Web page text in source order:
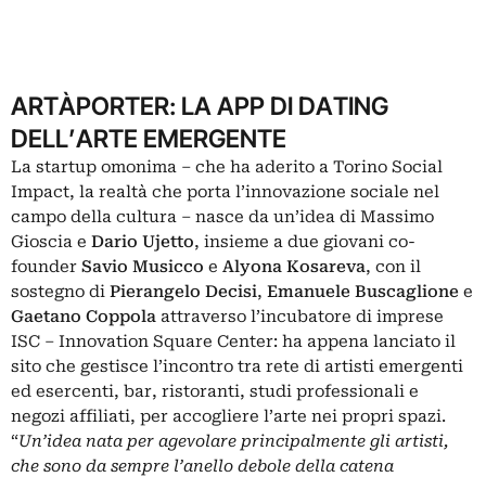
ARTÀPORTER: LA APP DI DATING
DELL’ARTE EMERGENTE
La startup omonima – che ha aderito a Torino Social
Impact, la realtà che porta l’innovazione sociale nel
campo della cultura – nasce da un’idea di Massimo
Gioscia e Dario Ujetto, insieme a due giovani co-
founder Savio Musicco e Alyona Kosareva, con il
sostegno di Pierangelo Decisi, Emanuele Buscaglione e
Gaetano Coppola attraverso l’incubatore di imprese
ISC – Innovation Square Center: ha appena lanciato il
sito che gestisce l’incontro tra rete di artisti emergenti
ed esercenti, bar, ristoranti, studi professionali e
negozi affiliati, per accogliere l’arte nei propri spazi.
“Un’idea nata per agevolare principalmente gli artisti,
che sono da sempre l’anello debole della catena